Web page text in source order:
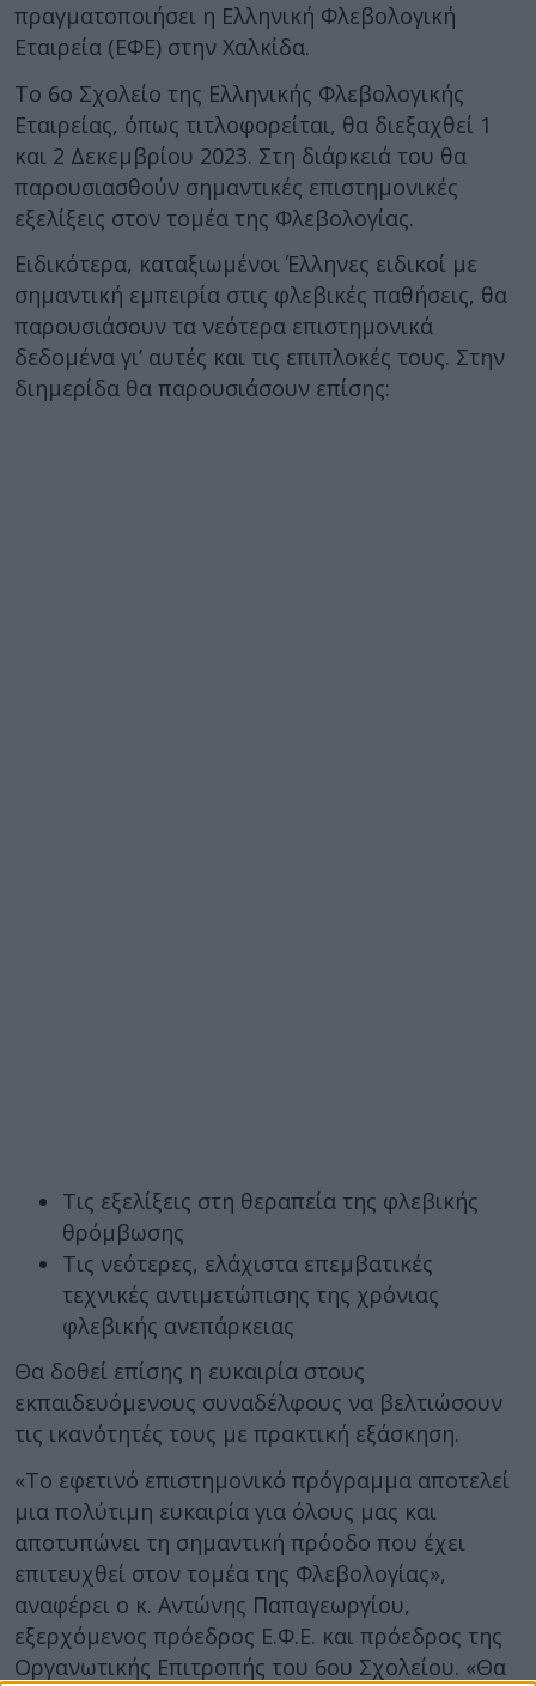
πραγματοποιήσει η Ελληνική Φλεβολογική
Εταιρεία (ΕΦΕ) στην Χαλκίδα.
Το 6ο Σχολείο της Ελληνικής Φλεβολογικής
Εταιρείας, όπως τιτλοφορείται, θα διεξαχθεί 1
και 2 Δεκεμβρίου 2023. Στη διάρκειά του θα
παρουσιασθούν σημαντικές επιστημονικές
εξελίξεις στον τομέα της Φλεβολογίας.
Ειδικότερα, καταξιωμένοι Έλληνες ειδικοί με
σημαντική εμπειρία στις φλεβικές παθήσεις, θα
παρουσιάσουν τα νεότερα επιστημονικά
δεδομένα γι’ αυτές και τις επιπλοκές τους. Στην
διημερίδα θα παρουσιάσουν επίσης:
Τις εξελίξεις στη θεραπεία της φλεβικής
θρόμβωσης
Τις νεότερες, ελάχιστα επεμβατικές
τεχνικές αντιμετώπισης της χρόνιας
φλεβικής ανεπάρκειας
Θα δοθεί επίσης η ευκαιρία στους
εκπαιδευόμενους συναδέλφους να βελτιώσουν
τις ικανότητές τους με πρακτική εξάσκηση.
«Το εφετινό επιστημονικό πρόγραμμα αποτελεί
μια πολύτιμη ευκαιρία για όλους μας και
αποτυπώνει τη σημαντική πρόοδο που έχει
επιτευχθεί στον τομέα της Φλεβολογίας»,
αναφέρει ο κ. Αντώνης Παπαγεωργίου,
εξερχόμενος πρόεδρος Ε.Φ.Ε. και πρόεδρος της
Οργανωτικής Επιτροπής του 6ου Σχολείου. «Θα